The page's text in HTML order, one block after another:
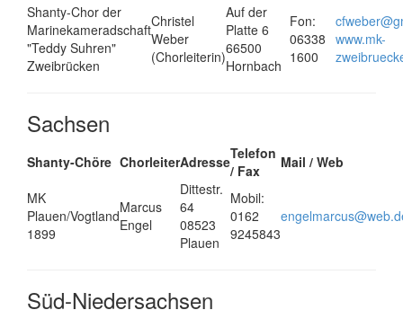
Shanty-Chor der
Marinekameradschaft
"Teddy Suhren"
Zweibrücken
Christel
Weber
(Chorleiterin)
Auf der
Platte 6
66500
Hornbach
Fon:
06338
1600
www.mk-
Sachsen
Shanty-Chöre ChorleiterAdresseTelefon
/ Fax
Mail / Web
MK
Plauen/Vogtland
1899
Marcus
Engel
Dittestr.
64
08523
Plauen
Mobil:
0162
9245843
Süd-Niedersachsen